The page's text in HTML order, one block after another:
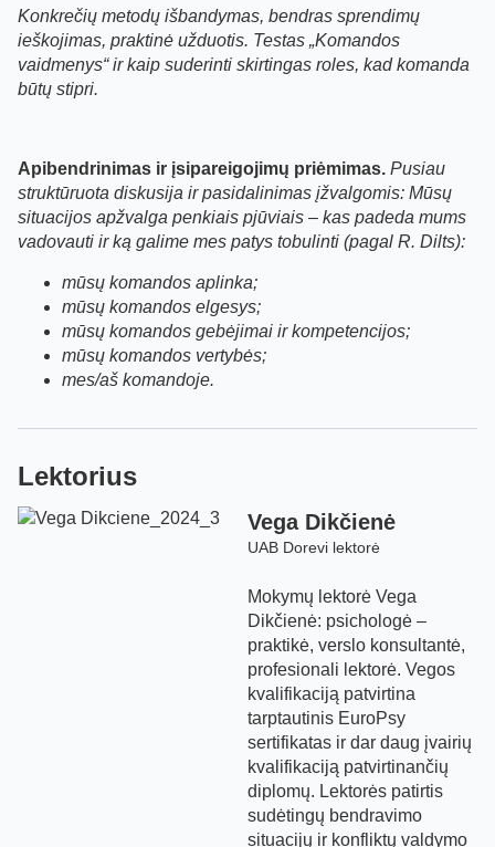
Konkrečių metodų išbandymas, bendras sprendimų
ieškojimas, praktinė užduotis. Testas „Komandos
vaidmenys“ ir kaip suderinti skirtingas roles, kad komanda
būtų stipri.
Apibendrinimas ir įsipareigojimų priėmimas. Pusiau
struktūruota diskusija ir pasidalinimas įžvalgomis: Mūsų
situacijos apžvalga penkiais pjūviais – kas padeda mums
vadovauti ir ką galime mes patys tobulinti (pagal R. Dilts):
mūsų komandos aplinka;
mūsų komandos elgesys;
mūsų komandos gebėjimai ir kompetencijos;
mūsų komandos vertybės;
mes/aš komandoje.
Lektorius
Vega Dikčienė
UAB Dorevi lektorė
Mokymų lektorė Vega
Dikčienė: psichologė –
praktikė, verslo konsultantė,
profesionali lektorė. Vegos
kvalifikaciją patvirtina
tarptautinis EuroPsy
sertifikatas ir dar daug įvairių
kvalifikaciją patvirtinančių
diplomų. Lektorės patirtis
sudėtingų bendravimo
situacijų ir konfliktų valdymo